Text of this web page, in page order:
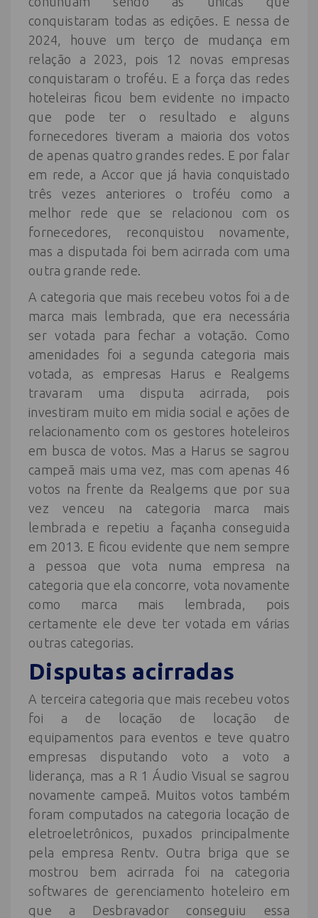
conquistaram todas as edições. E nessa de
2024, houve um terço de mudança em
relação a 2023, pois 12 novas empresas
conquistaram o troféu. E a força das redes
hoteleiras ficou bem evidente no impacto
que pode ter o resultado e alguns
fornecedores tiveram a maioria dos votos
de apenas quatro grandes redes. E por falar
em rede, a Accor que já havia conquistado
três vezes anteriores o troféu como a
melhor rede que se relacionou com os
fornecedores, reconquistou novamente,
mas a disputada foi bem acirrada com uma
outra grande rede.
A categoria que mais recebeu votos foi a de
marca mais lembrada, que era necessária
ser votada para fechar a votação. Como
amenidades foi a segunda categoria mais
votada, as empresas Harus e Realgems
travaram uma disputa acirrada, pois
investiram muito em midia social e ações de
relacionamento com os gestores hoteleiros
em busca de votos. Mas a Harus se sagrou
campeã mais uma vez, mas com apenas 46
votos na frente da Realgems que por sua
vez venceu na categoria marca mais
lembrada e repetiu a façanha conseguida
em 2013. E ficou evidente que nem sempre
a pessoa que vota numa empresa na
categoria que ela concorre, vota novamente
como marca mais lembrada, pois
certamente ele deve ter votada em várias
outras categorias.
Disputas acirradas
A terceira categoria que mais recebeu votos
foi a de locação de locação de
equipamentos para eventos e teve quatro
empresas disputando voto a voto a
liderança, mas a R 1 Áudio Visual se sagrou
novamente campeã. Muitos votos também
foram computados na categoria locação de
eletroeletrônicos, puxados principalmente
pela empresa Rentv. Outra briga que se
mostrou bem acirrada foi na categoria
softwares de gerenciamento hoteleiro em
que a Desbravador conseguiu essa